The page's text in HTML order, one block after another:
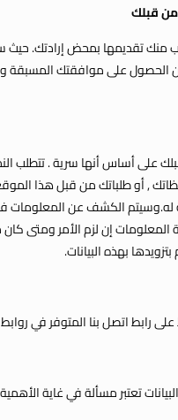
من قبلك
منك تقديمها بمحض إرادتك.
على موافقتك المسبقة
على أساس أنها سرية . تتطلب
, أو طلباتك من قبل هذا
له.وسيتم الكشف عن
إن لزم الأمر ومتى كان
بهذه البيانات.
رابط اتصل بنا المتوفر في
تعتبر مسألة في غاية